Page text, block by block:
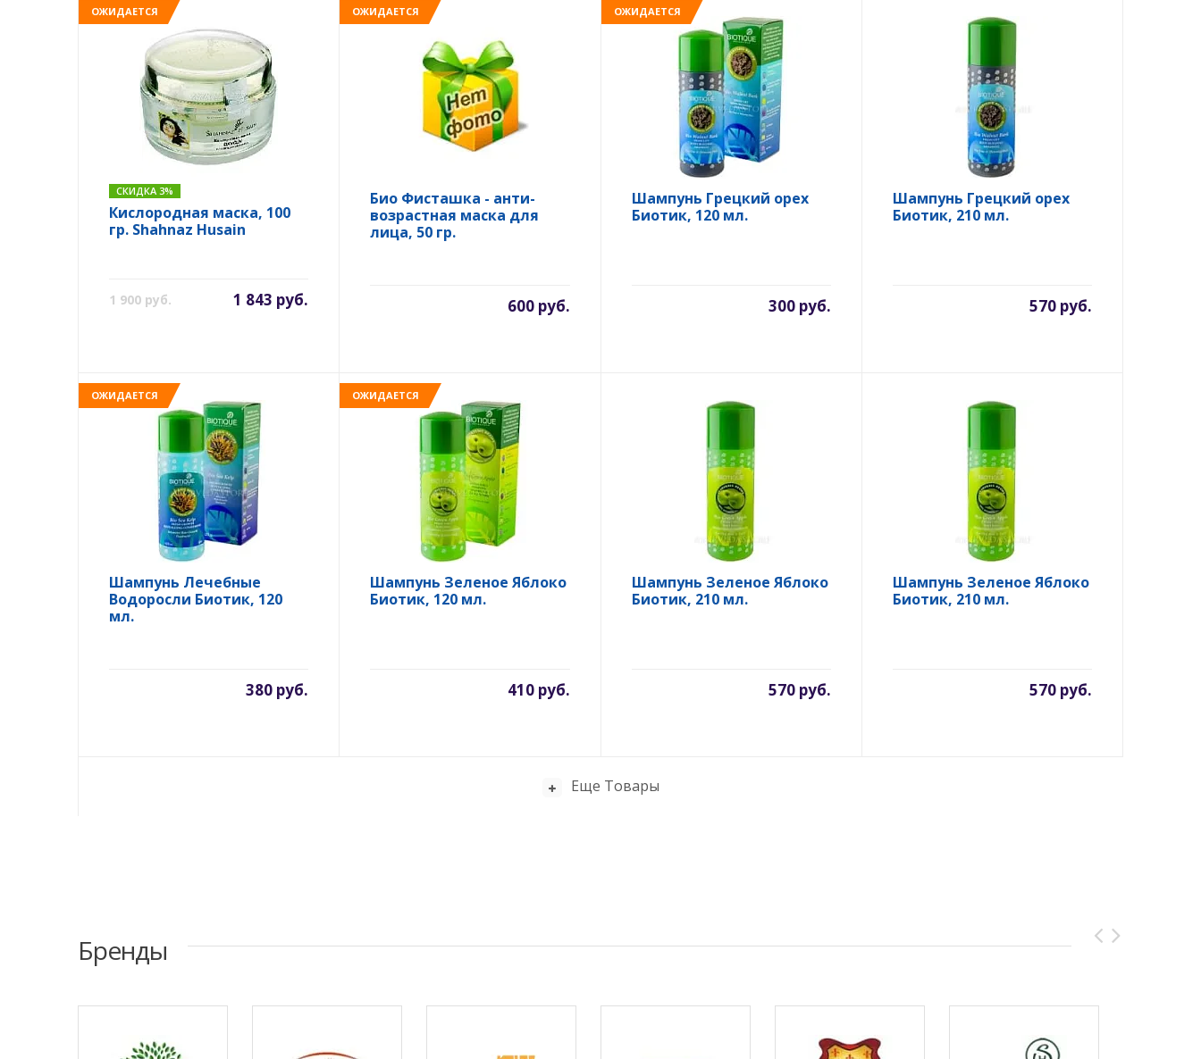
ОЖИДАЕТСЯ
СКИДКА 3%
Кислородная маска, 100
гр. Shahnaz Husain
1 900 руб. 1 843 руб.
ОЖИДАЕТСЯ
Био Фисташка - анти-
возрастная маска для
лица, 50 гр.
600 руб.
ОЖИДАЕТСЯ
Шампунь Грецкий орех
Биотик, 120 мл.
300 руб.
Шампунь Грецкий орех
Биотик, 210 мл.
570 руб.
ОЖИДАЕТСЯ
Шампунь Лечебные
Водоросли Биотик, 120
мл.
380 руб.
ОЖИДАЕТСЯ
Шампунь Зеленое Яблоко
Биотик, 120 мл.
410 руб.
Шампунь Зеленое Яблоко
Биотик, 210 мл.
570 руб.
Шампунь Зеленое Яблоко
Биотик, 210 мл.
570 руб.
Еще Товары
Бренды